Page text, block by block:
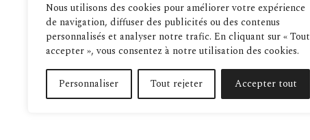
Nous utilisons des cookies pour améliorer votre expérience
de navigation, diffuser des publicités ou des contenus
personnalisés et analyser notre trafic. En cliquant sur « Tout
accepter », vous consentez à notre utilisation des cookies.
Personnaliser Tout rejeter Accepter tout